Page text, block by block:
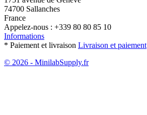
74700 Sallanches
France
Appelez-nous : +339 80 80 85 10
Informations
* Paiement et livraison Livraison et paiement
© 2026 - MinilabSupply.fr